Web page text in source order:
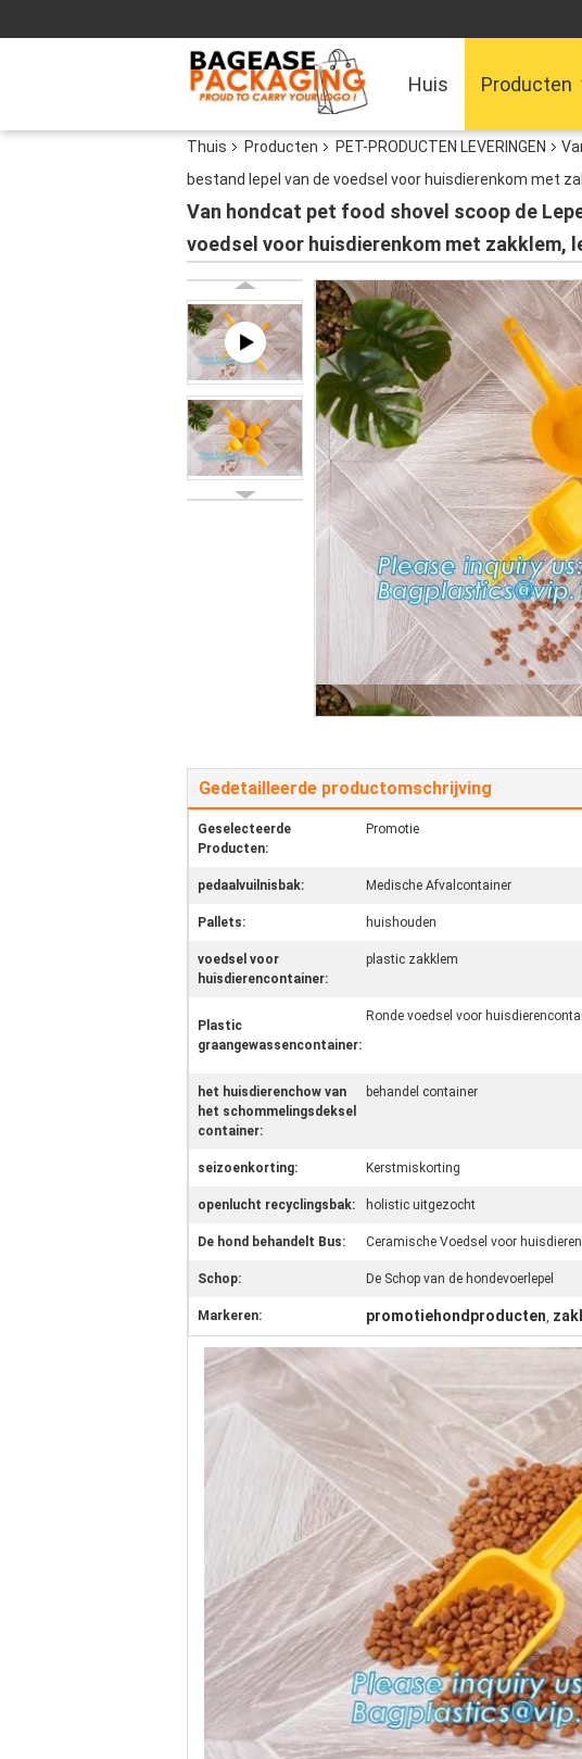
Huis Producten
Thuis Producten PET-PRODUCTEN LEVERINGEN
bestand lepel van de voedsel voor huisdierenkom met
Van hondcat pet food shovel scoop de
voedsel voor huisdierenkom met zakklem,
Gedetailleerde productomschrijving
Geselecteerde
Producten:
Promotie
pedaalvuilnisbak: Medische Afvalcontainer
Pallets: huishouden
voedsel voor
huisdierencontainer:
plastic zakklem
Plastic
graangewassencontainer:
Ronde voedsel voor
het huisdierenchow van
het schommelingsdeksel
container:
behandel container
seizoenkorting: Kerstmiskorting
openlucht recyclingsbak: holistic uitgezocht
De hond behandelt Bus: Ceramische Voedsel voor
Schop: De Schop van de hondevoerlepel
Markeren: promotiehondproducten,